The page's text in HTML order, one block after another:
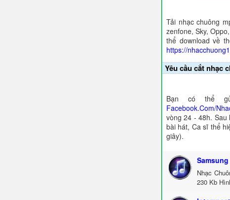
Tải nhạc chuông
zenfone, Sky,
thể download về
https://
Yêu cầu cắt nhạc
Bạn có thể
Facebook.Com/
vòng 24 - 48h. Sau
bài hát, Ca sĩ thể
giây).
Samsung
Nhạc
230 Kb